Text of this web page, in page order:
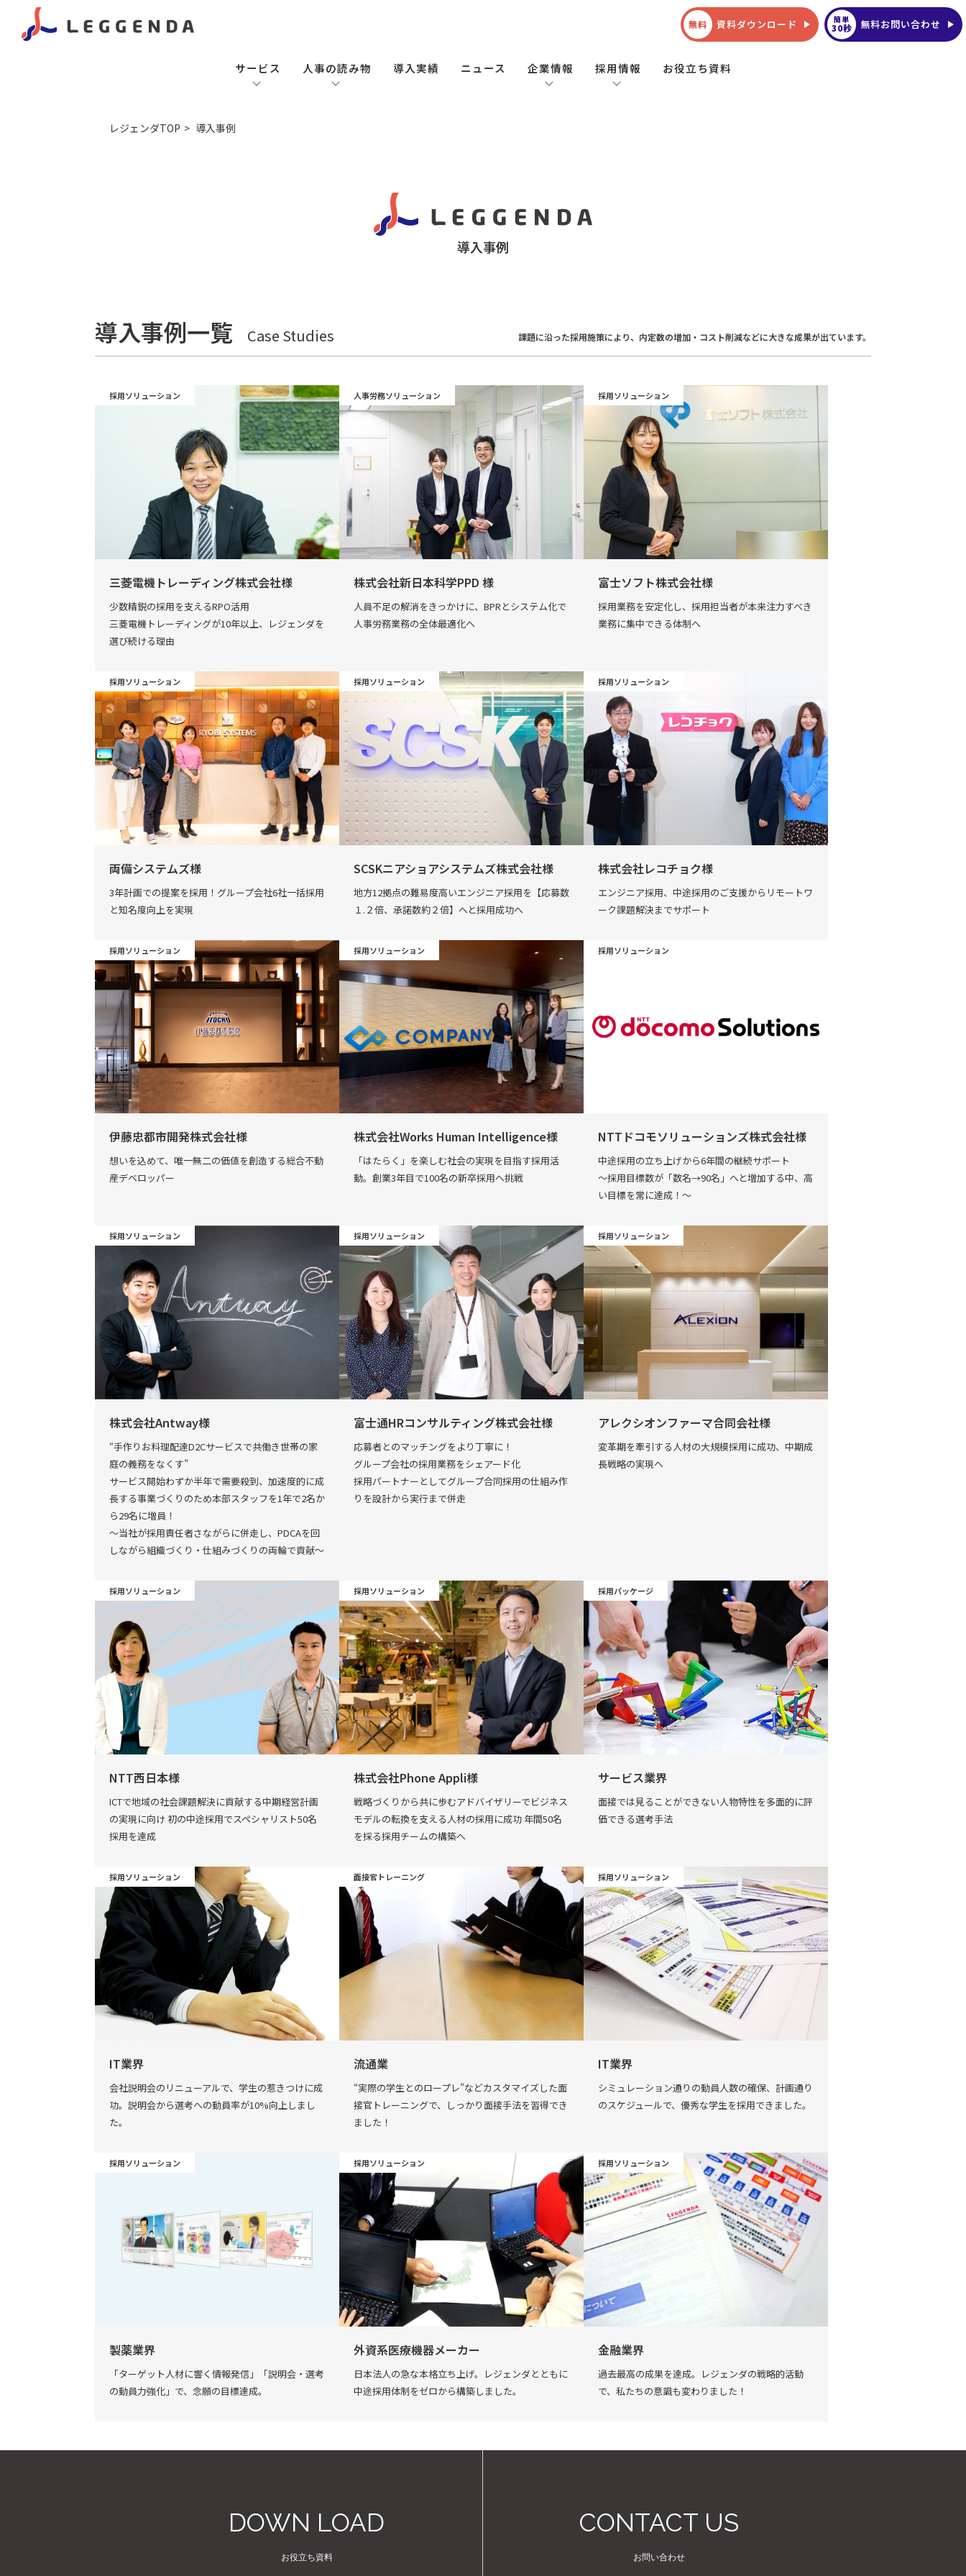
サービス 人事の読み物 導入実績 ニュース 企業情報 採用情報 お役立ち資料
無料 資料ダウンロード 簡単
30秒 無料お問い合わせ
レジェンダTOP 導入事例
導入事例
導入事例一覧 Case Studies 課題に沿った採用施策により、内定数の増加・コスト削減などに大きな成果が出ています。
採用ソリューション
三菱電機トレーディング株式会社様
少数精鋭の採用を支えるRPO活用
三菱電機トレーディングが10年以上、レジェンダを
選び続ける理由
人事労務ソリューション
株式会社新日本科学PPD 様
人員不足の解消をきっかけに、BPRとシステム化で
人事労務業務の全体最適化へ
採用ソリューション
富士ソフト株式会社様
採用業務を安定化し、採用担当者が本来注力すべき
業務に集中できる体制へ
採用ソリューション
両備システムズ様
3年計画での提案を採用！グループ会社6社一括採用
と知名度向上を実現
採用ソリューション
SCSKニアショアシステムズ株式会社様
地方12拠点の難易度高いエンジニア採用を【応募数
１.２倍、承諾数約２倍】へと採用成功へ
採用ソリューション
株式会社レコチョク様
エンジニア採用、中途採用のご支援からリモートワ
ーク課題解決までサポート
採用ソリューション
伊藤忠都市開発株式会社様
想いを込めて、唯一無二の価値を創造する総合不動
産デベロッパー
採用ソリューション
株式会社Works Human Intelligence様
「はたらく」を楽しむ社会の実現を目指す採用活
動。創業3年目で100名の新卒採用へ挑戦
採用ソリューション
NTTドコモソリューションズ株式会社様
中途採用の立ち上げから6年間の継続サポート
～採用目標数が「数名→90名」へと増加する中、高
い目標を常に達成！～
採用ソリューション
株式会社Antway様
“手作りお料理配達D2Cサービスで共働き世帯の家
庭の義務をなくす”
サービス開始わずか半年で需要殺到、加速度的に成
長する事業づくりのため本部スタッフを1年で2名か
ら29名に増員！
～当社が採用責任者さながらに併走し、PDCAを回
しながら組織づくり・仕組みづくりの両輪で貢献～
採用ソリューション
富士通HRコンサルティング株式会社様
応募者とのマッチングをより丁寧に！
グループ会社の採用業務をシェアード化
採用パートナーとしてグループ合同採用の仕組み作
りを設計から実行まで併走
採用ソリューション
アレクシオンファーマ合同会社様
変革期を牽引する人材の大規模採用に成功、中期成
長戦略の実現へ
採用ソリューション
NTT西日本様
ICTで地域の社会課題解決に貢献する中期経営計画
の実現に向け 初の中途採用でスペシャリスト50名
採用を達成
採用ソリューション
株式会社Phone Appli様
戦略づくりから共に歩むアドバイザリーでビジネス
モデルの転換を支える人材の採用に成功 年間50名
を採る採用チームの構築へ
採用パッケージ
サービス業界
面接では見ることができない人物特性を多面的に評
価できる選考手法
採用ソリューション
IT業界
会社説明会のリニューアルで、学生の惹きつけに成
功。説明会から選考への動員率が10%向上しまし
た。
面接官トレーニング
流通業
“実際の学生とのロープレ”などカスタマイズした面
接官トレーニングで、しっかり面接手法を習得でき
ました！
採用ソリューション
IT業界
シミュレーション通りの動員人数の確保、計画通り
のスケジュールで、優秀な学生を採用できました。
採用ソリューション
製薬業界
「ターゲット人材に響く情報発信」「説明会・選考
の動員力強化」で、念願の目標達成。
採用ソリューション
外資系医療機器メーカー
日本法人の急な本格立ち上げ。レジェンダとともに
中途採用体制をゼロから構築しました。
採用ソリューション
金融業界
過去最高の成果を達成。レジェンダの戦略的活動
で、私たちの意識も変わりました！
DOWN LOAD
お役立ち資料
CONTACT US
お問い合わせ